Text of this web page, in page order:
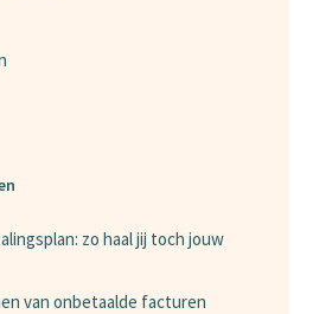
zo haal jij toch jouw
van onbetaalde facturen